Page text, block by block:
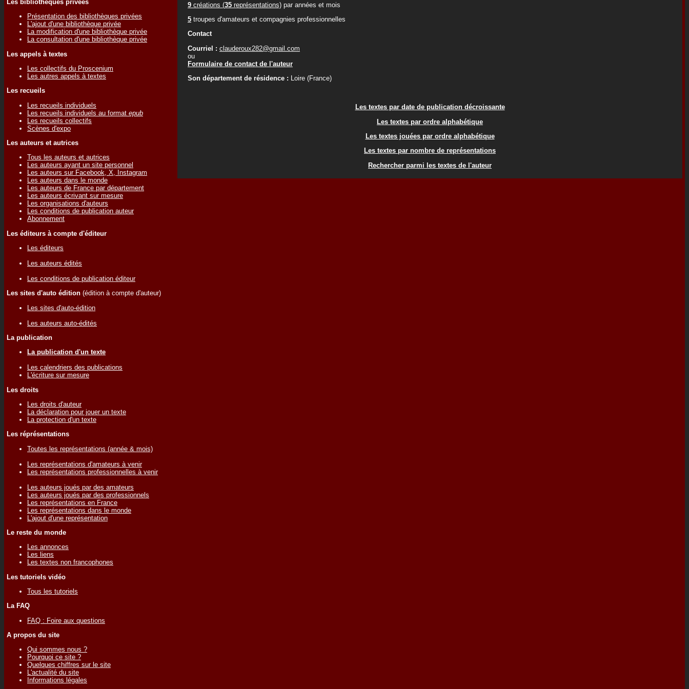
Les bibliothèques privées
Présentation des bibliothèques privées
L'ajout d'une bibliothèque privée
La modification d'une bibliothèque privée
La consultation d'une bibliothèque privée
Les appels à textes
Les collectifs du Proscenium
Les autres appels à textes
Les recueils
Les recueils individuels
Les recueils individuels au format epub
Les recueils collectifs
Scènes d'expo
Les auteurs et autrices
Tous les auteurs et autrices
Les auteurs ayant un site personnel
Les auteurs sur Facebook, X, Instagram
Les auteurs dans le monde
Les auteurs de France par département
Les auteurs écrivant sur mesure
Les organisations d'auteurs
Les conditions de publication auteur
Abonnement
Les éditeurs à compte d'éditeur
Les éditeurs
Les auteurs édités
Les conditions de publication éditeur
Les sites d'auto édition (édition à compte d'auteur)
Les sites d'auto-édition
Les auteurs auto-édités
La publication
La publication d'un texte
Les calendriers des publications
L'écriture sur mesure
Les droits
Les droits d'auteur
La déclaration pour jouer un texte
La protection d'un texte
Les réprésentations
Toutes les représentations (année & mois)
Les représentations d'amateurs à venir
Les représentations professionnelles à venir
Les auteurs joués par des amateurs
Les auteurs joués par des professionnels
Les représentations en France
Les représentations dans le monde
L'ajout d'une représentation
Le reste du monde
Les annonces
Les liens
Les textes non francophones
Les tutoriels vidéo
Tous les tutoriels
La FAQ
FAQ : Foire aux questions
A propos du site
Qui sommes nous ?
Pourquoi ce site ?
Quelques chiffres sur le site
L'actualité du site
Informations légales
9 créations (35 représentations) par années et mois
5 troupes d'amateurs et compagnies professionnelles
Contact
Courriel : clauderoux282@gmail.com
ou
Formulaire de contact de l'auteur
Son département de résidence : Loire (France)
Les textes par date de publication décroissante
Les textes par ordre alphabétique
Les textes jouées par ordre alphabétique
Les textes par nombre de représentations
Rechercher parmi les textes de l'auteur